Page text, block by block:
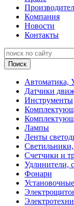
Компания
Новости
Контакты
Автоматика,
Датчики
Инструменты
Лампы
Ленты
Счетчики и
Удлинители,
Фонари